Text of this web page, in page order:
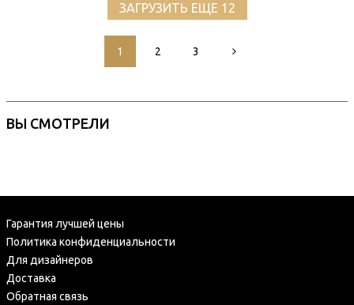
ЗАГРУЗИТЬ ЕЩЕ 12
1 2 3
ВЫ СМОТРЕЛИ
Гарантия лучшей цены
Политика конфиденциальности
Для дизайнеров
Доставка
Обратная связь